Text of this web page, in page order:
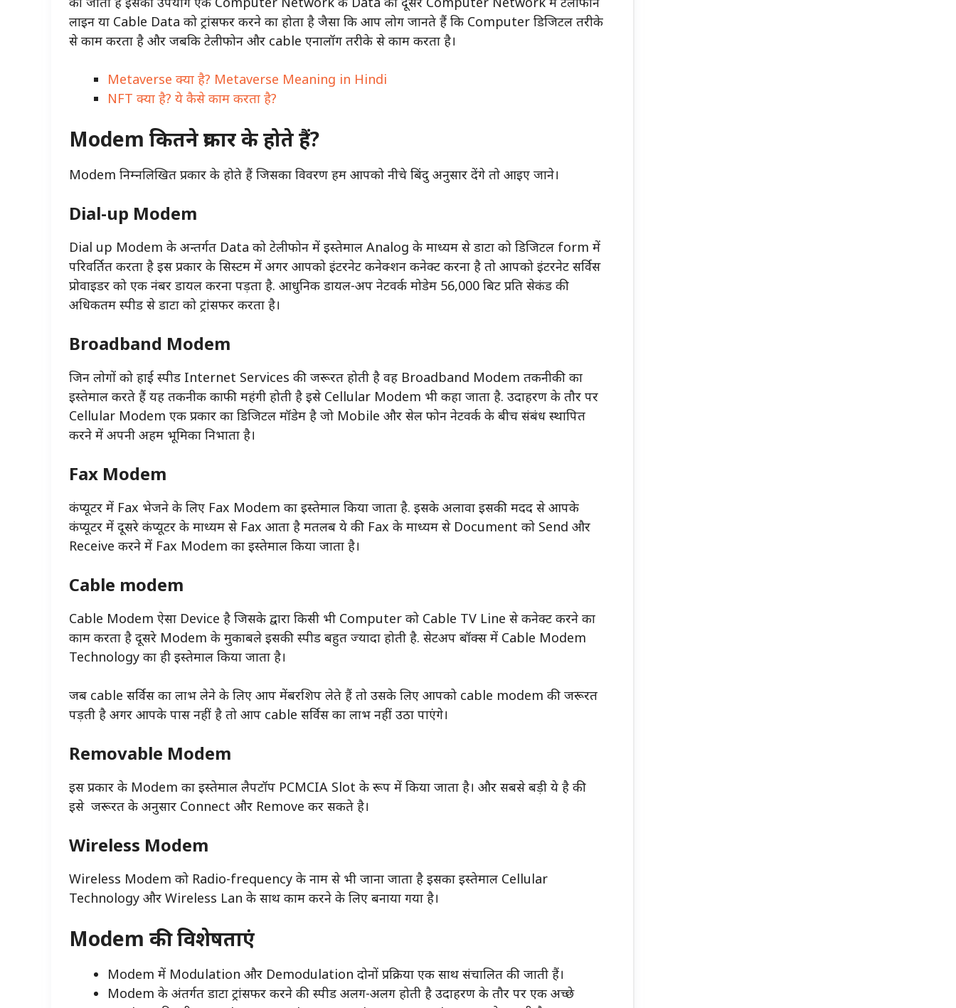
लाइन या Cable Data को ट्रांसफर करने का होता है जैसा कि आप लोग जानते हैं कि Computer डिजिटल तरीके
से काम करता है और जबकि टेलीफोन और cable एनालॉग तरीके से काम करता है।
Metaverse क्या है? Metaverse Meaning in Hindi
NFT क्या है? ये कैसे काम करता है?
Modem कितने प्रकार के होते हैं?
Modem निम्नलिखित प्रकार के होते हैं जिसका विवरण हम आपको नीचे बिंदु अनुसार देंगे तो आइए जाने।
Dial-up Modem
Dial up Modem के अन्तर्गत Data को टेलीफोन में इस्तेमाल Analog के माध्यम से डाटा को डिजिटल form में
परिवर्तित करता है इस प्रकार के सिस्टम में अगर आपको इंटरनेट कनेक्शन कनेक्ट करना है तो आपको इंटरनेट सर्विस
प्रोवाइडर को एक नंबर डायल करना पड़ता है. आधुनिक डायल-अप नेटवर्क मोडेम 56,000 बिट प्रति सेकंड की
अधिकतम स्पीड से डाटा को ट्रांसफर करता है।
Broadband Modem
जिन लोगों को हाई स्पीड Internet Services की जरूरत होती है वह Broadband Modem तकनीकी का
इस्तेमाल करते हैं यह तकनीक काफी महंगी होती है इसे Cellular Modem भी कहा जाता है. उदाहरण के तौर पर
Cellular Modem एक प्रकार का डिजिटल मॉडेम है जो Mobile और सेल फोन नेटवर्क के बीच संबंध स्थापित
करने में अपनी अहम भूमिका निभाता है।
Fax Modem
कंप्यूटर में Fax भेजने के लिए Fax Modem का इस्तेमाल किया जाता है. इसके अलावा इसकी मदद से आपके
कंप्यूटर में दूसरे कंप्यूटर के माध्यम से Fax आता है मतलब ये की Fax के माध्यम से Document को Send और
Receive करने में Fax Modem का इस्तेमाल किया जाता है।
Cable modem
Cable Modem ऐसा Device है जिसके द्वारा किसी भी Computer को Cable TV Line से कनेक्ट करने का
काम करता है दूसरे Modem के मुकाबले इसकी स्पीड बहुत ज्यादा होती है. सेटअप बॉक्स में Cable Modem
Technology का ही इस्तेमाल किया जाता है।
जब cable सर्विस का लाभ लेने के लिए आप मेंबरशिप लेते हैं तो उसके लिए आपको cable modem की जरूरत
पड़ती है अगर आपके पास नहीं है तो आप cable सर्विस का लाभ नहीं उठा पाएंगे।
Removable Modem
इस प्रकार के Modem का इस्तेमाल लैपटॉप PCMCIA Slot के रूप में किया जाता है। और सबसे बड़ी ये है की
इसे जरूरत के अनुसार Connect और Remove कर सकते है।
Wireless Modem
Wireless Modem को Radio-frequency के नाम से भी जाना जाता है इसका इस्तेमाल Cellular
Technology और Wireless Lan के साथ काम करने के लिए बनाया गया है।
Modem की विशेषताएं
Modem में Modulation और Demodulation दोनों प्रक्रिया एक साथ संचालित की जाती हैं।
Modem के अंतर्गत डाटा ट्रांसफर करने की स्पीड अलग-अलग होती है उदाहरण के तौर पर एक अच्छे